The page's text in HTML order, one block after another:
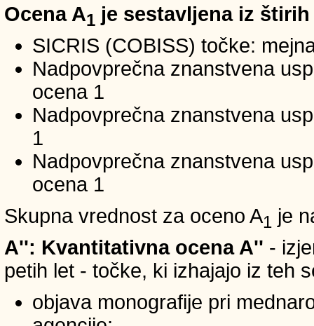
Ocena A1 je sestavljena iz
SICRIS (COBISS) točke:
Nadpovprečna znanstvena
ocena 1
Nadpovprečna znanstvena
1
Nadpovprečna znanstvena
ocena 1
Skupna vrednost za oceno A1 je
A'': Kvantitativna ocena A'' -
petih let - točke, ki izhajajo iz teh
objava monografije pri